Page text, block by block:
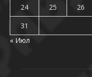
24
25 26
31
« Июл